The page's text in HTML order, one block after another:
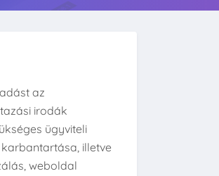
az
irodák
ügyviteli
illetve
weboldal